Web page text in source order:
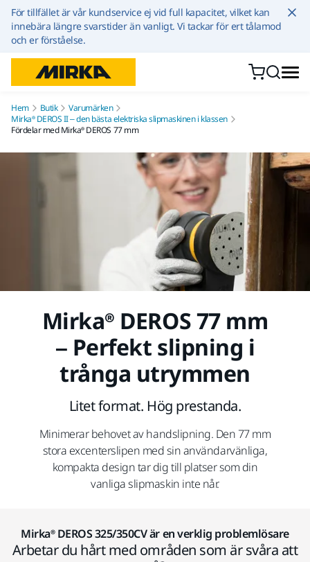
Hoppa till innehållet
För tillfället är vår kundservice ej vid full kapacitet, vilket kan
innebära längre svarstider än vanligt. Vi tackar för ert tålamod
och er förståelse.
Hem Butik
Varumärken
Mirka® DEROS II – den bästa elektriska slipmaskinen i klassen
Fördelar med Mirka® DEROS 77 mm
Mirka® DEROS 77 mm
– Perfekt slipning i
trånga utrymmen
Litet format. Hög prestanda.
Minimerar behovet av handslipning. Den 77 mm
stora excenterslipen med sin användarvänliga,
kompakta design tar dig till platser som din
vanliga slipmaskin inte når.
Mirka® DEROS 325/350CV är en verklig problemlösare
Arbetar du hårt med områden som är svåra att